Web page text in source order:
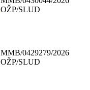
OŽP/SLUD
MMB/0429279/2026
OŽP/SLUD